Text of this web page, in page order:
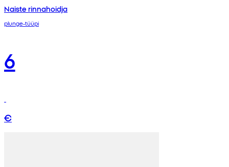
Naiste rinnahoidja
plunge-tüüpi
6
€